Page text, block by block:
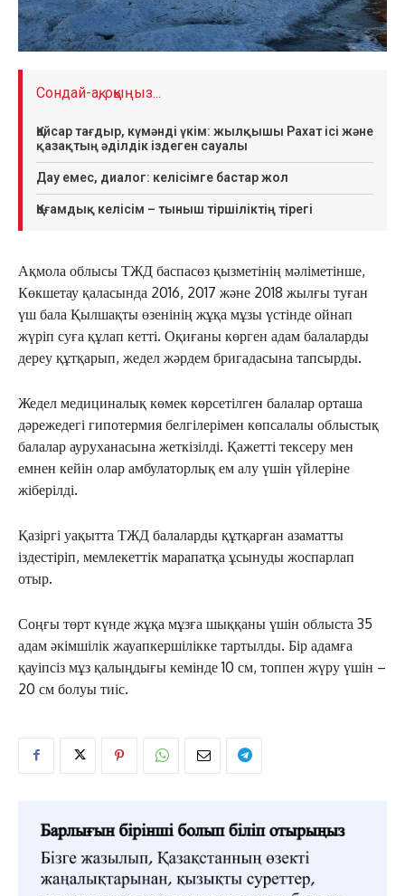
Сондай-ақ, оқыңыз...
Қайсар тағдыр, күмәнді үкім: жылқышы Рахат ісі және
қазақтың әділдік іздеген сауалы
Дау емес, диалог: келісімге бастар жол
Қоғамдық келісім – тыныш тіршіліктің тірегі
Ақмола облысы ТЖД баспасөз қызметінің мәліметінше,
Көкшетау қаласында 2016, 2017 және 2018 жылғы туған
үш бала Қылшақты өзенінің жұқа мұзы үстінде ойнап
жүріп суға құлап кетті. Оқиғаны көрген адам балаларды
дереу құтқарып, жедел жәрдем бригадасына тапсырды.
Жедел медициналық көмек көрсетілген балалар орташа
дәрежедегі гипотермия белгілерімен көпсалалы облыстық
балалар ауруханасына жеткізілді. Қажетті тексеру мен
емнен кейін олар амбулаторлық ем алу үшін үйлеріне
жіберілді.
Қазіргі уақытта ТЖД балаларды құтқарған азаматты
іздестіріп, мемлекеттік марапатқа ұсынуды жоспарлап
отыр.
Соңғы төрт күнде жұқа мұзға шыққаны үшін облыста 35
адам әкімшілік жауапкершілікке тартылды. Бір адамға
қауіпсіз мұз қалыңдығы кемінде 10 см, топпен жүру үшін –
20 см болуы тиіс.